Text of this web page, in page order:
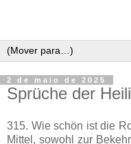
2 de maio de 2025
Sprüche der
315. Wie schön ist die
Mittel, sowohl zur